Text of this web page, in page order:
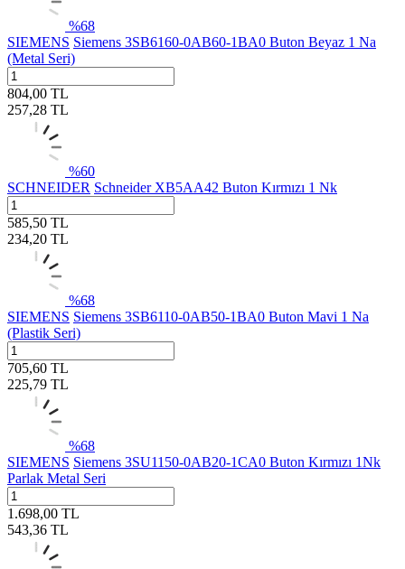
%68
SIEMENS Siemens 3SB6160-0AB60-1BA0 Buton Beyaz 1 Na
(Metal Seri)
804,00 TL
257,28 TL
%60
SCHNEIDER Schneider XB5AA42 Buton Kırmızı 1 Nk
585,50 TL
234,20 TL
%68
SIEMENS Siemens 3SB6110-0AB50-1BA0 Buton Mavi 1 Na
(Plastik Seri)
705,60 TL
225,79 TL
%68
SIEMENS Siemens 3SU1150-0AB20-1CA0 Buton Kırmızı 1Nk
Parlak Metal Seri
1.698,00 TL
543,36 TL